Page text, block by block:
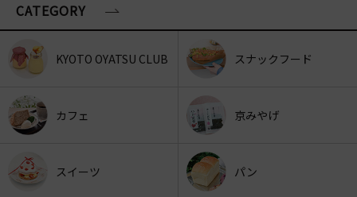
CATEGORY
KYOTO OYATSU CLUB スナックフード
カフェ 京みやげ
スイーツ パン